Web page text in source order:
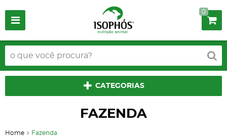
0
CATEGORIAS
FAZENDA
Home Fazenda